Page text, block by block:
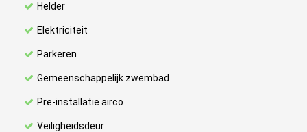
Helder
Elektriciteit
Parkeren
Gemeenschappelijk zwembad
Pre-installatie airco
Veiligheidsdeur